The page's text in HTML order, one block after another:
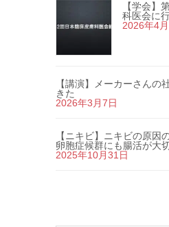
【学会
科医会に
2026年4
【講演】メーカーさんの
きた
2026年3月7日
【ニキビ】ニキビの原因
卵胞症候群にも腸活が大
2025年10月31日